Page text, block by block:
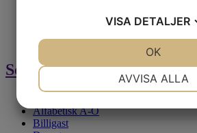
ÖVRIGT
Sortering
Alfabetisk A-Ö
Billigast
VISA DETALJER
MARKNADSFÖRING
AVVISA ALLA
OK